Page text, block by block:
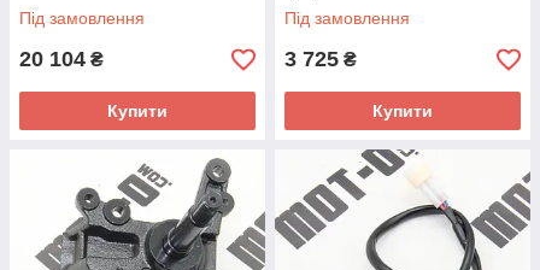
Під замовлення
20 104 ₴
Купити
Під замовлення
3 725 ₴
Купити